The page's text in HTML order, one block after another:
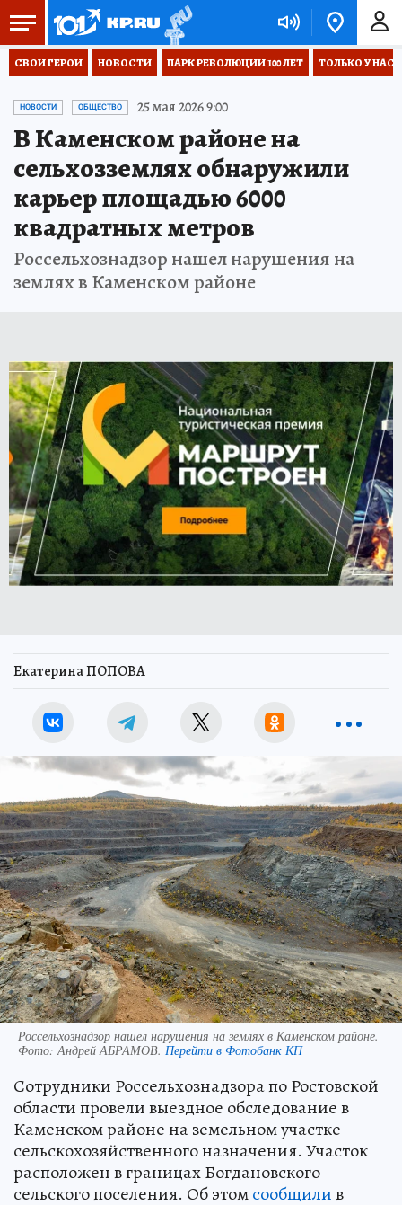
СВОИ ГЕРОИ НОВОСТИ ПАРК РЕВОЛЮЦИИ 100 ЛЕТ ТОЛЬКО У НАС
НОВОСТИ ОБЩЕСТВО 25 мая 2026 9:00
В Каменском районе на
сельхозземлях обнаружили
карьер площадью 6000
квадратных метров
Россельхознадзор нашел нарушения на
землях в Каменском районе
Екатерина ПОПОВА
Россельхознадзор нашел нарушения на землях в Каменском районе.
Фото: Андрей АБРАМОВ. Перейти в Фотобанк КП
Сотрудники Россельхознадзора по Ростовской
области провели выездное обследование в
Каменском районе на земельном участке
сельскохозяйственного назначения. Участок
расположен в границах Богдановского
сельского поселения. Об этомсообщилив